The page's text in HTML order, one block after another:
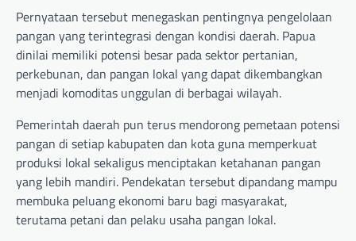
Pernyataan tersebut menegaskan pentingnya pengelolaan
pangan yang terintegrasi dengan kondisi daerah. Papua
dinilai memiliki potensi besar pada sektor pertanian,
perkebunan, dan pangan lokal yang dapat dikembangkan
menjadi komoditas unggulan di berbagai wilayah.
Pemerintah daerah pun terus mendorong pemetaan potensi
pangan di setiap kabupaten dan kota guna memperkuat
produksi lokal sekaligus menciptakan ketahanan pangan
yang lebih mandiri. Pendekatan tersebut dipandang mampu
membuka peluang ekonomi baru bagi masyarakat,
terutama petani dan pelaku usaha pangan lokal.